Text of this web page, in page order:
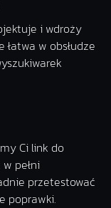
i wdroży
w obsłudze
Ci link do
pełni
przetestować
poprawki.